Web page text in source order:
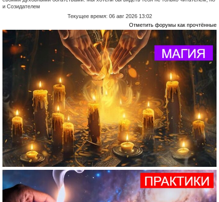
и Созидателем
Текущее время: 06 авг 2026 13:02
Отметить форумы как прочтённые